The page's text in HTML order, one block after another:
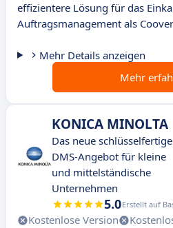
effizientere Lösung für das
Auftragsmanagement als
Mehr Details anzeigen
Mehr
KONICA MINOLTA
Das neue schlüsselfertige
DMS-Angebot für kleine
und mittelständische
Unternehmen
5.0Erstellt auf
Kostenlose Version